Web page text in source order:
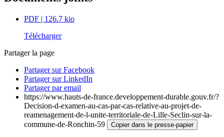
PDF | 126.7 kio
Télécharger
Partager la page
Partager sur Facebook
Partager sur LinkedIn
Partager par email
https://www.hauts-de-france.developpement-durable.gouv.fr/?
Decision-d-examen-au-cas-par-cas-relative-au-projet-de-
reamenagement-de-l-unite-territoriale-de-Lille-Seclin-sur-la-
commune-de-Ronchin-59
Copier dans le presse-papier